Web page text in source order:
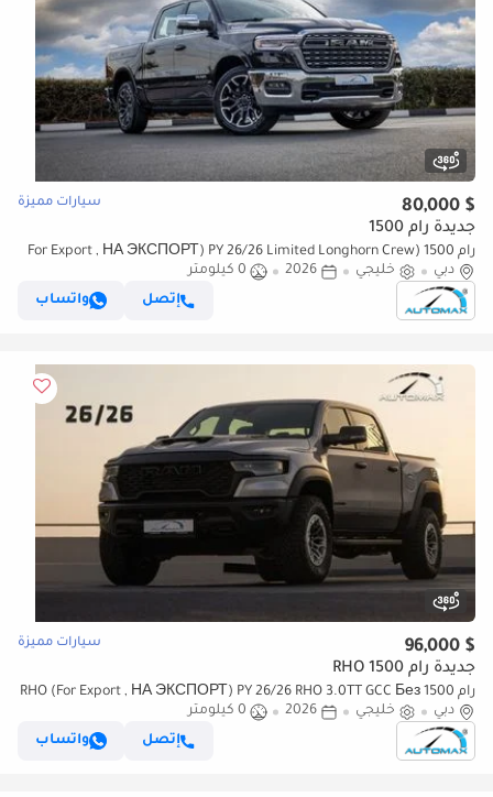
$ 80,000 سيارات مميزة
جديدة رام 1500
رام 1500 (For Export , НА ЭКСПОРТ) PY 26/26 Limited Longhorn Crew
Cab Hurricane H.O 3.0TT GCC 0Km Без пробега
دبي خليجي 2026
0 كيلومتر
إتصل
واتساب
$ 96,000 سيارات مميزة
جديدة رام 1500 RHO
رام 1500 RHO (For Export , НА ЭКСПОРТ) PY 26/26 RHO 3.0TT GCC Без
пробега
دبي خليجي 2026
0 كيلومتر
إتصل
واتساب